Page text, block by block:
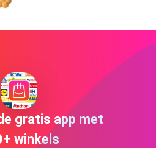
gratis app met
winkels